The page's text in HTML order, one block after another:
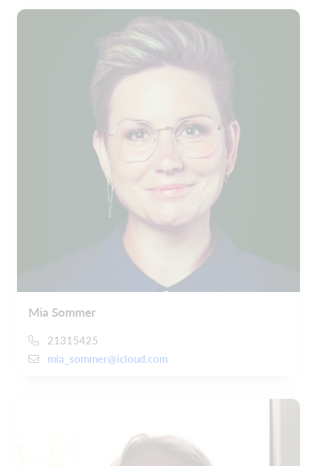
Mia Sommer
21315425
mia_sommer@icloud.com